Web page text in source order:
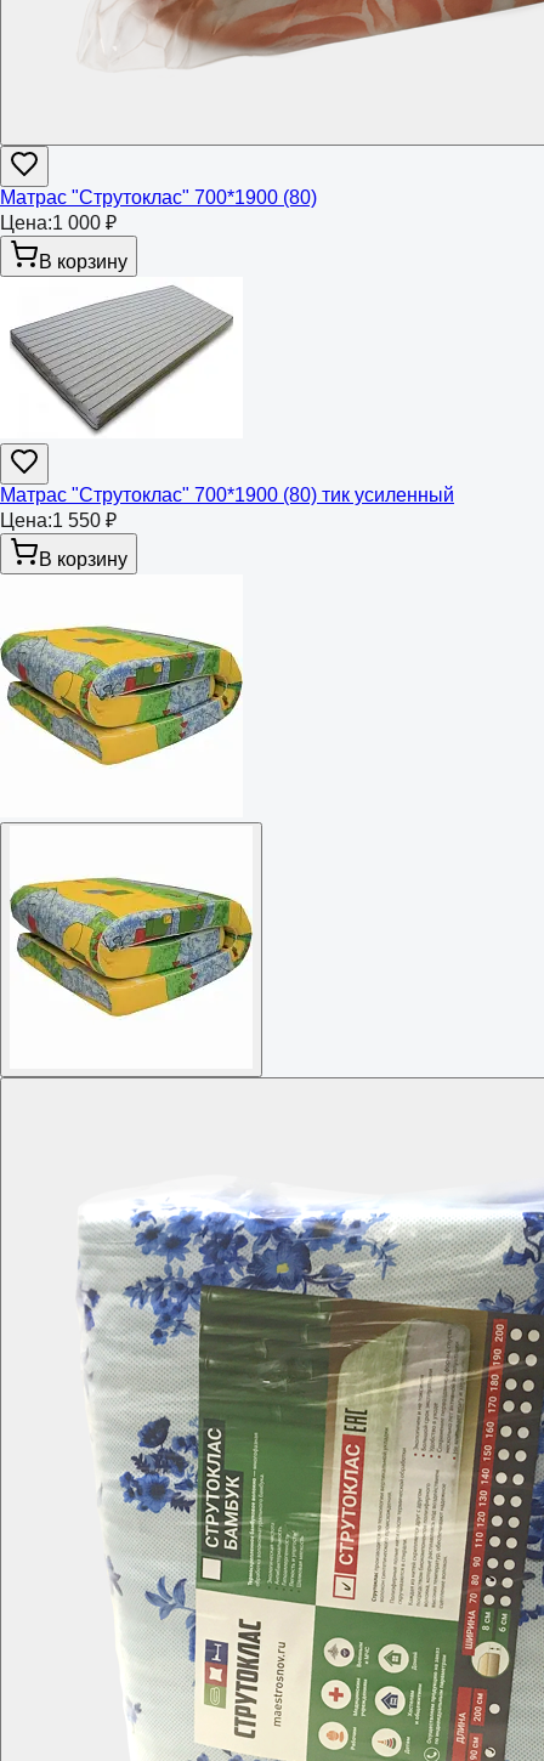
Матрас "Струтоклас" 700*1900 (80)
Цена:1 000 ₽
В корзину
Матрас "Струтоклас" 700*1900 (80) тик усиленный
Цена:1 550 ₽
В корзину